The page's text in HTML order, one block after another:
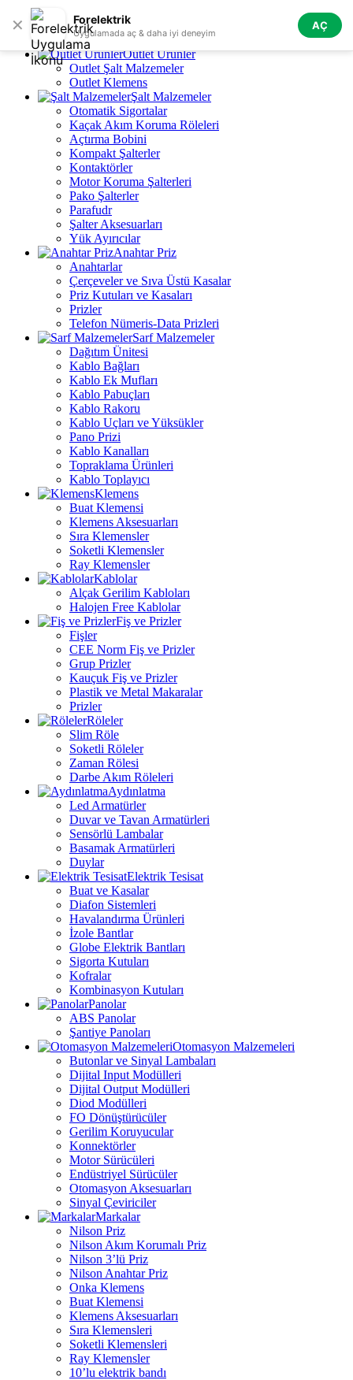
✕ Forelektrik
Uygulamada aç & daha iyi deneyim
AÇ
Skip to navigation Skip to main content
Tüm Kategoriler
Outlet Ürünler
Outlet Şalt Malzemeler
Outlet Klemens
Şalt Malzemeler
Otomatik Sigortalar
Kaçak Akım Koruma Röleleri
Açtırma Bobini
Kompakt Şalterler
Kontaktörler
Motor Koruma Şalterleri
Pako Şalterler
Parafudr
Şalter Aksesuarları
Yük Ayırıcılar
Anahtar Priz
Anahtarlar
Çerçeveler ve Sıva Üstü Kasalar
Priz Kutuları ve Kasaları
Prizler
Telefon Nümeris-Data Prizleri
Sarf Malzemeler
Dağıtım Ünitesi
Kablo Bağları
Kablo Ek Mufları
Kablo Pabuçları
Kablo Rakoru
Kablo Uçları ve Yüksükler
Pano Prizi
Kablo Kanalları
Topraklama Ürünleri
Kablo Toplayıcı
Klemens
Buat Klemensi
Klemens Aksesuarları
Sıra Klemensler
Soketli Klemensler
Ray Klemensler
Kablolar
Alçak Gerilim Kabloları
Halojen Free Kablolar
Fiş ve Prizler
Fişler
CEE Norm Fiş ve Prizler
Grup Prizler
Kauçuk Fiş ve Prizler
Plastik ve Metal Makaralar
Prizler
Röleler
Slim Röle
Soketli Röleler
Zaman Rölesi
Darbe Akım Röleleri
Aydınlatma
Led Armatürler
Duvar ve Tavan Armatürleri
Sensörlü Lambalar
Basamak Armatürleri
Duylar
Elektrik Tesisat
Buat ve Kasalar
Diafon Sistemleri
Havalandırma Ürünleri
İzole Bantlar
Globe Elektrik Bantları
Sigorta Kutuları
Kofralar
Kombinasyon Kutuları
Panolar
ABS Panolar
Şantiye Panoları
Otomasyon Malzemeleri
Butonlar ve Sinyal Lambaları
Dijital Input Modülleri
Dijital Output Modülleri
Diod Modülleri
FO Dönüştürücüler
Gerilim Koruyucular
Konnektörler
Motor Sürücüleri
Endüstriyel Sürücüler
Otomasyon Aksesuarları
Sinyal Çeviriciler
Markalar
Nilson Priz
Nilson Akım Korumalı Priz
Nilson 3’lü Priz
Nilson Anahtar Priz
Onka Klemens
Buat Klemensi
Klemens Aksesuarları
Sıra Klemensleri
Soketli Klemensleri
Ray Klemensler
10’lu elektrik bandı